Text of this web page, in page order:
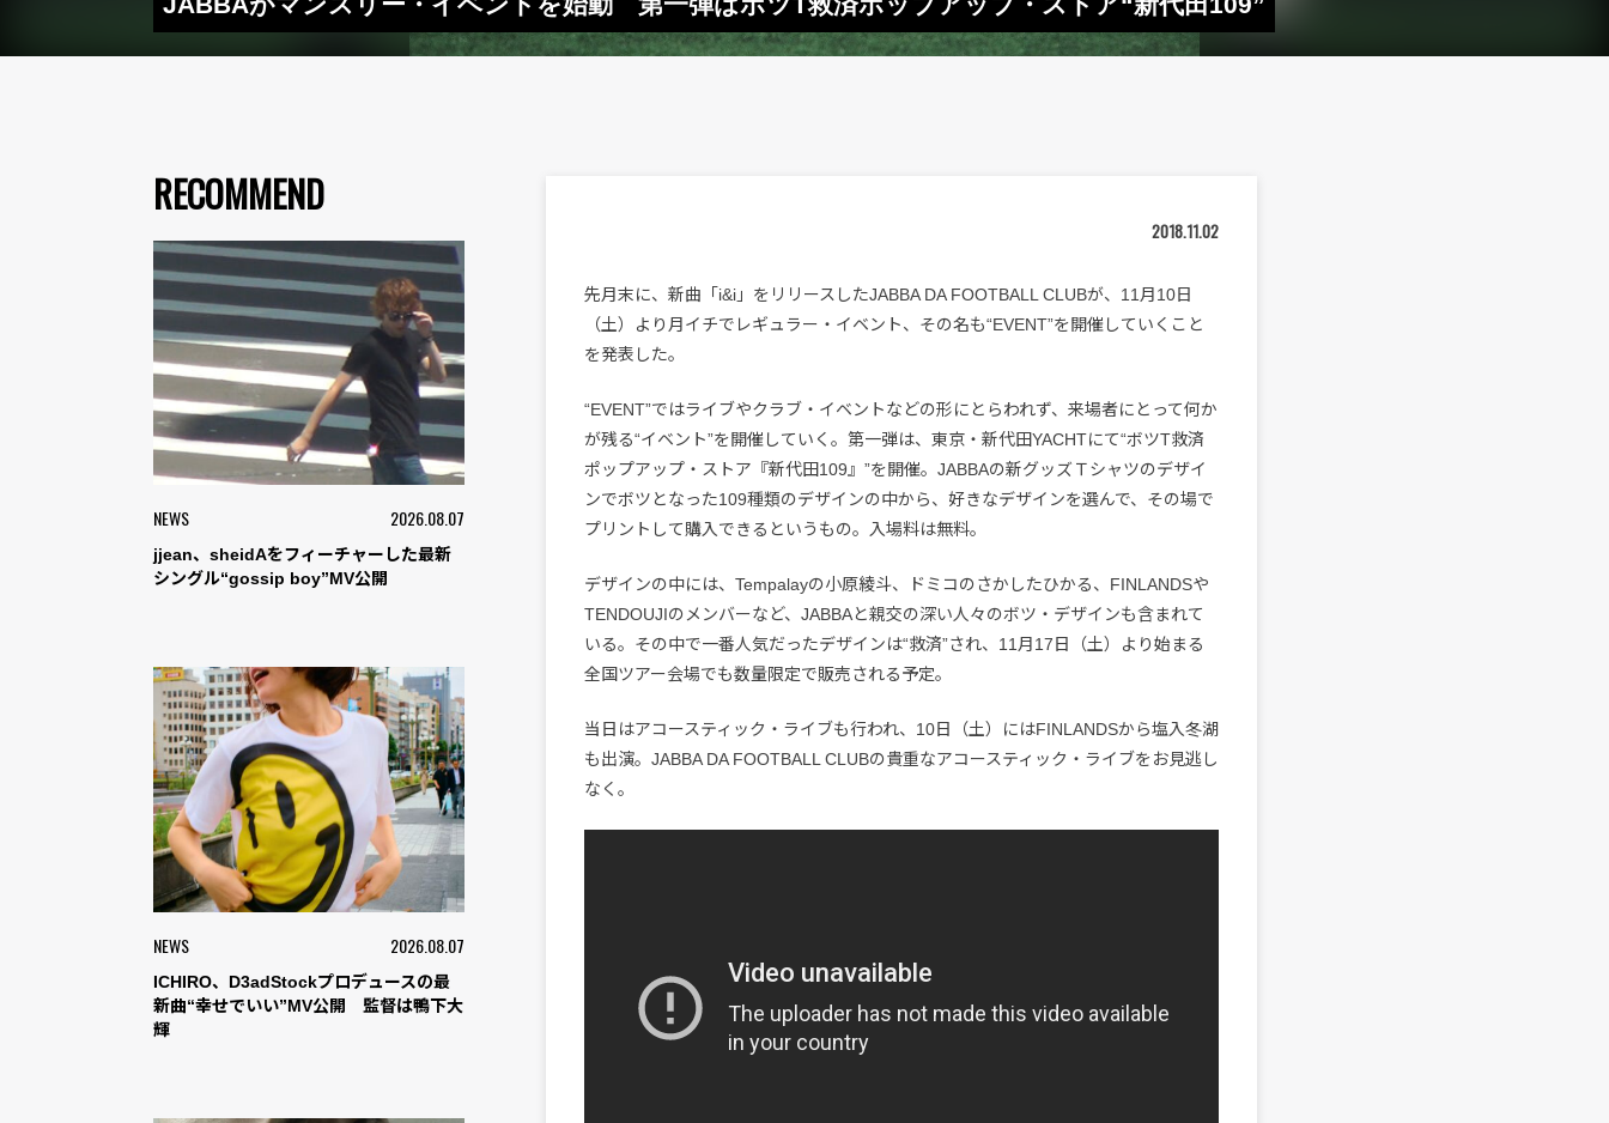
RECOMMEND
NEWS 2026.08.07
jjean、sheidAをフィーチャーした最新
シングル“gossip boy”MV公開
NEWS 2026.08.07
ICHIRO、D3adStockプロデュースの最
新曲“幸せでいい”MV公開 監督は鴨下大
輝
2018.11.02
先月末に、新曲「i&i」をリリースしたJABBA DA FOOTBALL CLUBが、11月10日
（土）より月イチでレギュラー・イベント、その名も“EVENT”を開催していくこと
を発表した。
“EVENT”ではライブやクラブ・イベントなどの形にとらわれず、来場者にとって何か
が残る“イベント”を開催していく。第一弾は、東京・新代田YACHTにて“ボツT救済
ポップアップ・ストア『新代田109』”を開催。JABBAの新グッズＴシャツのデザイ
ンでボツとなった109種類のデザインの中から、好きなデザインを選んで、その場で
プリントして購入できるというもの。入場料は無料。
デザインの中には、Tempalayの小原綾斗、ドミコのさかしたひかる、FINLANDSや
TENDOUJIのメンバーなど、JABBAと親交の深い人々のボツ・デザインも含まれて
いる。その中で一番人気だったデザインは“救済”され、11月17日（土）より始まる
全国ツアー会場でも数量限定で販売される予定。
当日はアコースティック・ライブも行われ、10日（土）にはFINLANDSから塩入冬湖
も出演。JABBA DA FOOTBALL CLUBの貴重なアコースティック・ライブをお見逃し
なく。